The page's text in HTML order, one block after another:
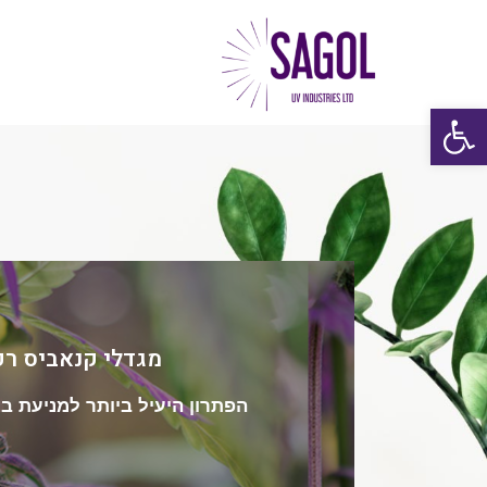
פתח סרגל נגישות
מגדלי קנאביס
הפתרון היעיל ביותר למניעת
מגוון פתרונות לחיטוי ועיקור
ריחות לתעשיית מגדלי
היכנסו למגוון